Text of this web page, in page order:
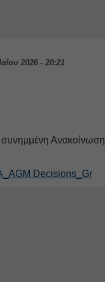
2026 - 20:21
συνημμένη Ανακοίνωση
Decisions_Gr